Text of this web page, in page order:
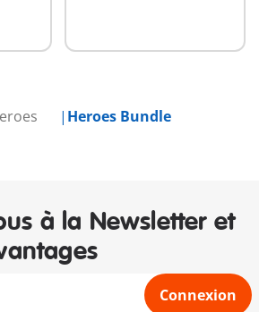
Heroes Bundle
à la Newsletter et
Connexion